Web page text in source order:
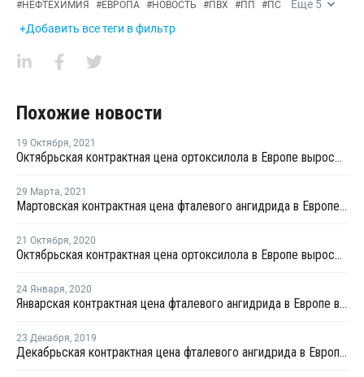
#НЕФТЕХИМИЯ #ЕВРОПА #НОВОСТЬ #ПВХ #ПП #ПС Еще 5
+Добавить все теги в фильтр
Похожие новости
19 Октября, 2021
Октябрьская контрактная цена ортоксилола в Европе выросла на EUR25 за тонну
29 Марта, 2021
Мартовская контрактная цена фталевого ангидрида в Европе выросла на EUR75 за тонну
21 Октября, 2020
Октябрьская контрактная цена ортоксилола в Европе выросла на EUR2,5 за тонну
24 Января, 2020
Январская контрактная цена фталевого ангидрида в Европе выросла на EUR10 за тонну
23 Декабря, 2019
Декабрьская контрактная цена фталевого ангидрида в Европе понизилась на EUR15 за тонну